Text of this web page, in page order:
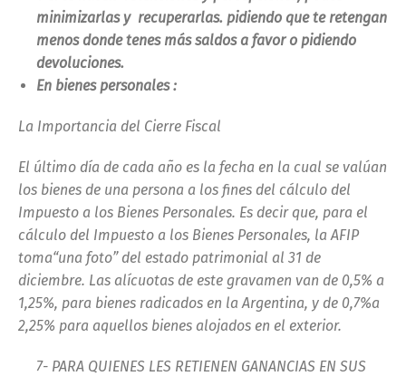
minimizarlas y recuperarlas. pidiendo que te retengan
menos donde tenes más saldos a favor o pidiendo
devoluciones.
En bienes personales :
La Importancia del Cierre Fiscal
El último día de cada año es la fecha en la cual se valúan
los bienes de una persona a los fines del cálculo del
Impuesto a los Bienes Personales. Es decir que, para el
cálculo del Impuesto a los Bienes Personales, la AFIP
toma“una foto” del estado patrimonial al 31 de
diciembre. Las alícuotas de este gravamen van de 0,5% a
1,25%, para bienes radicados en la Argentina, y de 0,7%a
2,25% para aquellos bienes alojados en el exterior.
7- PARA QUIENES LES RETIENEN GANANCIAS EN SUS